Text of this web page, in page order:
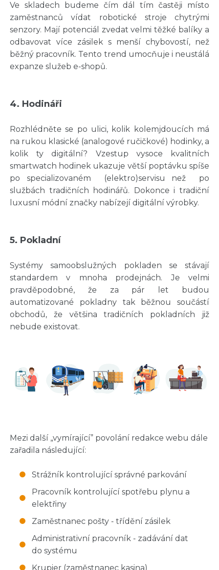
Ve skladech budeme čím dál tím častěji místo
zaměstnanců vídat robotické stroje chytrými
senzory. Mají potenciál zvedat velmi těžké balíky a
odbavovat více zásilek s menší chybovostí, než
běžný pracovník. Tento trend umocňuje i neustálá
expanze služeb e-shopů.
4. Hodináři
Rozhlédněte se po ulici, kolik kolemjdoucích má
na rukou klasické (analogové ručičkové) hodinky, a
kolik ty digitální? Vzestup vysoce kvalitních
smartwatch hodinek ukazuje větší poptávku spíše
po specializovaném (elektro)servisu než po
službách tradičních hodinářů. Dokonce i tradiční
luxusní módní značky nabízejí digitální výrobky.
5. Pokladní
Systémy samoobslužných pokladen se stávají
standardem v mnoha prodejnách. Je velmi
pravděpodobné, že za pár let budou
automatizované pokladny tak běžnou součástí
obchodů, že většina tradičních pokladních již
nebude existovat.
Mezi další „vymírající” povolání redakce webu dále
zařadila následující:
Strážník kontrolující správné parkování
Pracovník kontrolující spotřebu plynu a
elektřiny
Zaměstnanec pošty - třídění zásilek
Administrativní pracovník - zadávání dat
do systému
Krupier (zaměstnanec kasina)